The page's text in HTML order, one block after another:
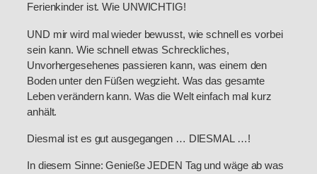
Ferienkinder ist. Wie UNWICHTIG!
UND mir wird mal wieder bewusst, wie schnell es vorbei
sein kann. Wie schnell etwas Schreckliches,
Unvorhergesehenes passieren kann, was einem den
Boden unter den Füßen wegzieht. Was das gesamte
Leben verändern kann. Was die Welt einfach mal kurz
anhält.
Diesmal ist es gut ausgegangen … DIESMAL …!
In diesem Sinne: Genieße JEDEN Tag und wäge ab was